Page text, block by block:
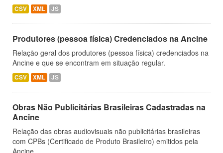
CSV XML JS
Produtores (pessoa física) Credenciados na Ancine
Relação geral dos produtores (pessoa física) credenciados na
Ancine e que se encontram em situação regular.
CSV XML JS
Obras Não Publicitárias Brasileiras Cadastradas na
Ancine
Relação das obras audiovisuais não publicitárias brasileiras
com CPBs (Certificado de Produto Brasileiro) emitidos pela
Ancine.